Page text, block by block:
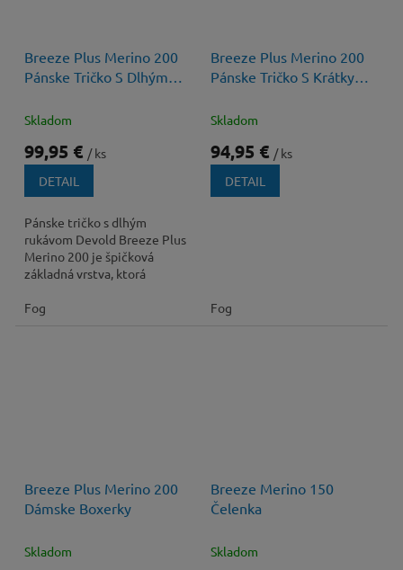
Breeze Plus Merino 200
Pánske Tričko S Dlhým
Skladom
99,95 € / ks
DETAIL
Pánske tričko s dlhým
rukávom Devold Breeze Plus
Merino 200 je špičková
základná vrstva, ktorá
náročných zimných aktivít....
Fog
Breeze Plus Merino 200
Pánske Tričko S Krátkym
Skladom
94,95 € / ks
DETAIL
Fog
Breeze Plus Merino 200
Dámske Boxerky
Skladom
Breeze Merino 150
Čelenka
Skladom